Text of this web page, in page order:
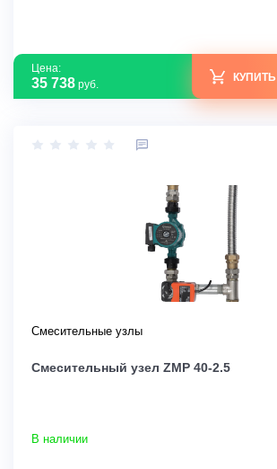
Цена:
35 738 руб.
КУПИТЬ
Смесительные узлы
Смесительный узел ZMP 40-2.5
В наличии